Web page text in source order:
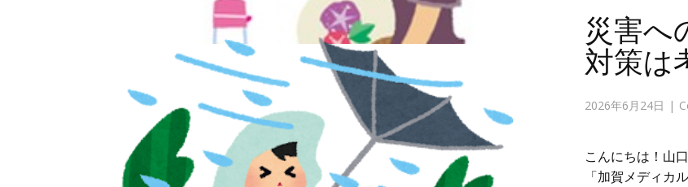
災害へ
対策は
2026年6月24日
こんにちは！山
「加賀メディ